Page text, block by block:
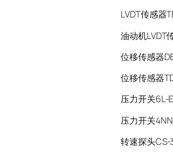
LVDT传感器
油动机LVDT
位移传感器
位移传感器
压力开关6L-
压力开关
转速探头CS-